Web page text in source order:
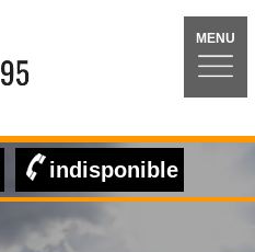
MENU
indisponible